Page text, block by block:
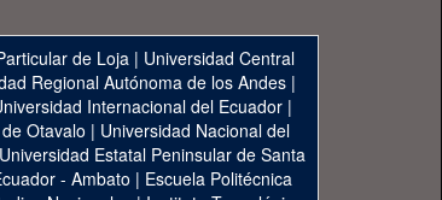
de Loja | Universidad Central
Regional Autónoma de los Andes|
Internacional del Ecuador|
Otavalo | Universidad Nacional del
Universidad Estatal Peninsular de Santa
- Ambato | Escuela Politécnica